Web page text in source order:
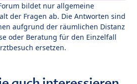
bildet nur allgemeine
der Fragen ab. Die Antworten sind
aufgrund der räumlichen Distanz
oder Beratung für den Einzelfall
ersetzen.